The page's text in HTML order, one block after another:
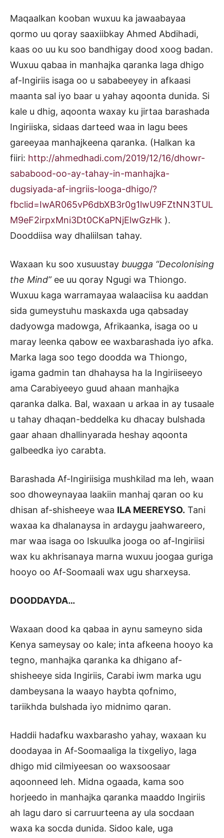
Maqaalkan kooban wuxuu ka jawaabayaa
qormo uu qoray saaxiibkay Ahmed Abdihadi,
kaas oo uu ku soo bandhigay dood xoog badan.
Wuxuu qabaa in manhajka qaranka laga dhigo
af-Ingiriis isaga oo u sababeeyey in afkaasi
maanta sal iyo baar u yahay aqoonta dunida. Si
kale u dhig, aqoonta waxay ku jirtaa barashada
Ingiriiska, sidaas darteed waa in lagu bees
gareeyaa manhajkeena qaranka. (Halkan ka
fiiri: http://ahmedhadi.com/2019/12/16/dhowr-
sababood-oo-ay-tahay-in-manhajka-
dugsiyada-af-ingriis-looga-dhigo/?
fbclid=IwAR065vP6dbXB3r0g1lwU9FZtNN3TUL
M9eF2irpxMni3Dt0CKaPNjElwGzHk ).
Dooddiisa way dhaliilsan tahay.
Waxaan ku soo xusuustay buugga “Decolonising
the Mind”ee uu qoray Ngugi wa Thiongo.
Wuxuu kaga warramayaa walaaciisa ku aaddan
sida gumeystuhu maskaxda uga qabsaday
dadyowga madowga, Afrikaanka, isaga oo u
maray leenka qabow ee waxbarashada iyo afka.
Marka laga soo tego doodda wa Thiongo,
igama gadmin tan dhahaysa ha la Ingiriiseeyo
ama Carabiyeeyo guud ahaan manhajka
qaranka dalka. Bal, waxaan u arkaa in ay tusaale
u tahay dhaqan-beddelka ku dhacay bulshada
gaar ahaan dhallinyarada heshay aqoonta
galbeedka iyo carabta.
Barashada Af-Ingiriisiga mushkilad ma leh, waan
soo dhoweynayaa laakiin manhaj qaran oo ku
dhisan af-shisheeye waa ILA MEEREYSO. Tani
waxaa ka dhalanaysa in ardaygu jaahwareero,
mar waa isaga oo Iskuulka jooga oo af-Ingiriisi
wax ku akhrisanaya marna wuxuu joogaa guriga
hooyo oo Af-Soomaali wax ugu sharxeysa.
DOODDAYDA…
Waxaan dood ka qabaa in aynu sameyno sida
Kenya sameysay oo kale; inta afkeena hooyo ka
tegno, manhajka qaranka ka dhigano af-
shisheeye sida Ingiriis, Carabi iwm marka ugu
dambeysana la waayo haybta qofnimo,
tariikhda bulshada iyo midnimo qaran.
Haddii hadafku waxbarasho yahay, waxaan ku
doodayaa in Af-Soomaaliga la tixgeliyo, laga
dhigo mid cilmiyeesan oo waxsoosaar
aqoonneed leh. Midna ogaada, kama soo
horjeedo in manhajka qaranka maaddo Ingiriis
ah lagu daro si carruurteena ay ula socdaan
waxa ka socda dunida. Sidoo kale, uga